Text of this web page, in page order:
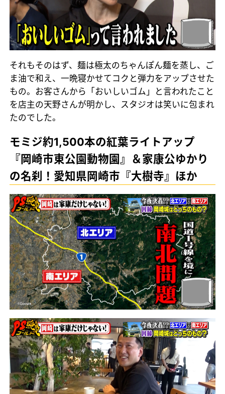
それもそのはず、麺は極太のちゃんぽん麺を蒸し、ご
ま油で和え、一晩寝かせてコクと弾力をアップさせた
もの。お客さんから「おいしいゴム」と言われたこと
を店主の天野さんが明かし、スタジオは笑いに包まれ
たのでした。
モミジ約1,500本の紅葉ライトアップ
『岡崎市東公園動物園』＆家康公ゆかり
の名刹！愛知県岡崎市『大樹寺』ほか